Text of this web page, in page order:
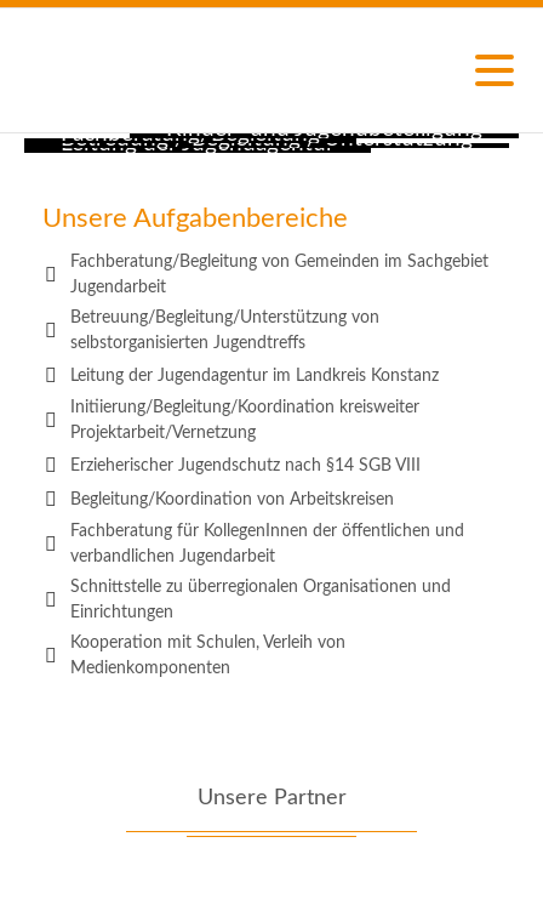
Kinder- und Jugendbeteiligung
Fachberatung/Begleitung
Betreuung / Begleitung / Unterstützung
Leitung der Jugendagentur
Unsere Aufgabenbereiche
Fachberatung/Begleitung von Gemeinden im Sachgebiet
Jugendarbeit
Betreuung/Begleitung/Unterstützung von
selbstorganisierten Jugendtreffs
Leitung der Jugendagentur im Landkreis Konstanz
Initiierung/Begleitung/Koordination kreisweiter
Projektarbeit/Vernetzung
Erzieherischer Jugendschutz nach §14 SGB VIII
Begleitung/Koordination von Arbeitskreisen
Fachberatung für KollegenInnen der öffentlichen und
verbandlichen Jugendarbeit
Schnittstelle zu überregionalen Organisationen und
Einrichtungen
Kooperation mit Schulen, Verleih von
Medienkomponenten
Unsere Partner